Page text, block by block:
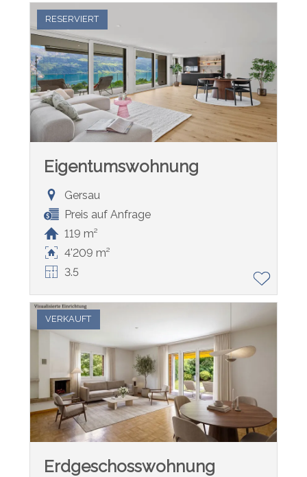
RESERVIERT
Eigentumswohnung
Gersau
Preis auf Anfrage
119 m²
4'209 m²
3.5
VERKAUFT
Erdgeschosswohnung